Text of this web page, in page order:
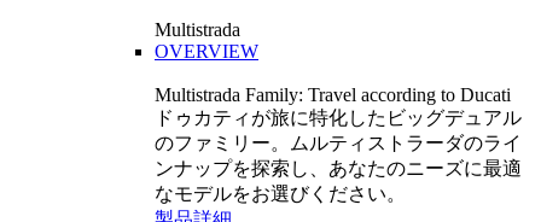
Multistrada
OVERVIEW
Multistrada Family: Travel according to Ducati
ドゥカティが旅に特化したビッグデュアル
のファミリー。ムルティストラーダのライ
ンナップを探索し、あなたのニーズに最適
なモデルをお選びください。